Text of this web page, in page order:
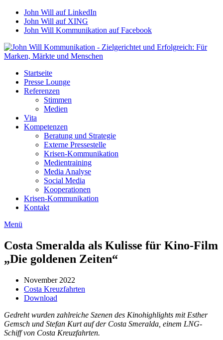
John Will auf LinkedIn
John Will auf XING
John Will Kommunikation auf Facebook
Startseite
Presse Lounge
Referenzen
Stimmen
Medien
Vita
Kompetenzen
Beratung und Strategie
Externe Pressestelle
Krisen-Kommunikation
Medientraining
Media Analyse
Social Media
Kooperationen
Krisen-Kommunikation
Kontakt
Menü
Costa Smeralda als Kulisse für Kino-Film
„Die goldenen Zeiten“
November 2022
Costa Kreuzfahrten
Download
Gedreht wurden zahlreiche Szenen des Kinohighlights mit Esther
Gemsch und Stefan Kurt auf der Costa Smeralda, einem LNG-
Schiff von Costa Kreuzfahrten.